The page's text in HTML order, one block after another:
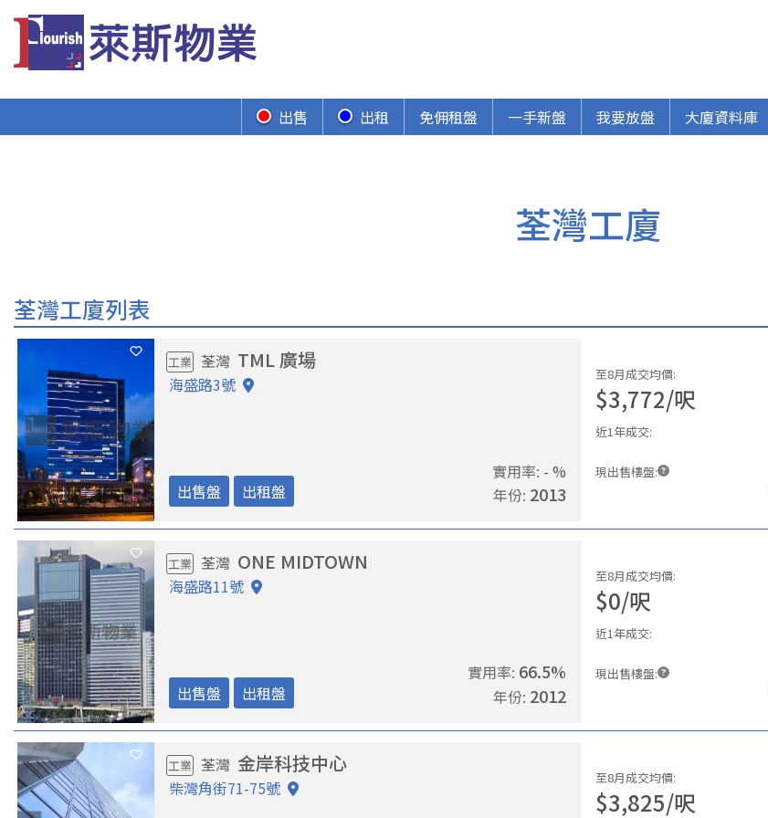
出售 出租 免佣租盤 一手新盤 我要放盤 大廈資料庫
荃灣工廈
荃灣工廈列表
工業 荃灣 TML 廣場
海盛路3號
出售盤 出租盤
實用率: - %
年份: 2013
至8月成交均價:
$3,772/呎
近1年成交:
現出售樓盤:
工業 荃灣 ONE MIDTOWN
海盛路11號
出售盤 出租盤
實用率: 66.5%
年份: 2012
至8月成交均價:
$0/呎
近1年成交:
現出售樓盤:
工業 荃灣 金岸科技中心
柴灣角街71-75號 至8月成交均價:
$3,825/呎